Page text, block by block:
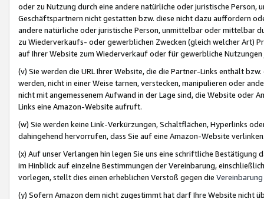
oder zu Nutzung durch eine andere natürliche oder juristische
Geschäftspartnern nicht gestatten bzw. diese nicht dazu auffordern
andere natürliche oder juristische Person, unmittelbar oder mittelbar
zu Wiederverkaufs- oder gewerblichen Zwecken (gleich welcher Art)
auf Ihrer Website zum Wiederverkauf oder für gewerbliche
(v) Sie werden die URL Ihrer Website, die die Partner-Links enthält
werden, nicht in einer Weise tarnen, verstecken, manipulieren oder
nicht mit angemessenem Aufwand in der Lage sind, die Website oder
Links eine Amazon-Website aufruft.
(w) Sie werden keine Link-Verkürzungen, Schaltflächen, Hyperlinks
dahingehend hervorrufen, dass Sie auf eine Amazon-Website
(x) Auf unser Verlangen hin legen Sie uns eine schriftliche
im Hinblick auf einzelne Bestimmungen der Vereinbarung,
vorlegen, stellt dies einen erheblichen Verstoß gegen die Vereinbarung
(y) Sofern Amazon dem nicht zugestimmt hat darf Ihre Website nicht